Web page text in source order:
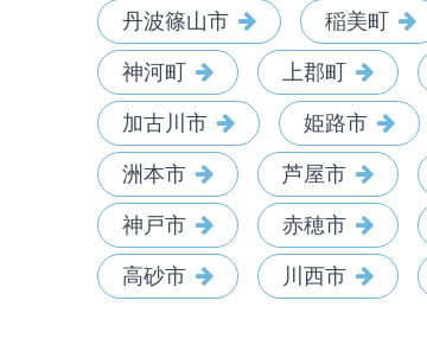
丹波篠山市 稲美町
神河町 上郡町
加古川市 姫路市
洲本市 芦屋市
神戸市 赤穂市
高砂市 川西市